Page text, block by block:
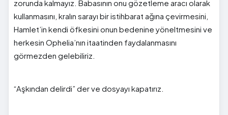
zorunda kalmayız. Babasının onu gözetleme aracı olarak
kullanmasını, kralın sarayı bir istihbarat ağına çevirmesini,
Hamlet’in kendi öfkesini onun bedenine yöneltmesini ve
herkesin Ophelia’nın itaatinden faydalanmasını
görmezden gelebiliriz.
“Aşkından delirdi” der ve dosyayı kapatırız.